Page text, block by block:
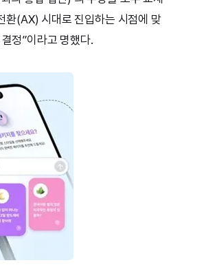
환(AX) 시대로 진입하는 시점에 맞
정”이라고 명했다.